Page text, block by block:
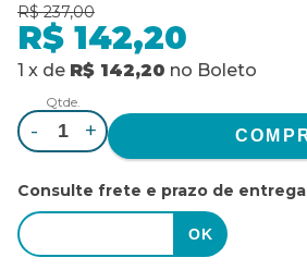
R$ 237,00
R$ 142,20
1 x de R$ 142,20 no Boleto
Qtde.
- +
Consulte frete e prazo de entrega